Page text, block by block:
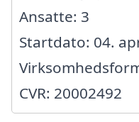
Ansatte: 3
Startdato: 04.
CVR: 20002492